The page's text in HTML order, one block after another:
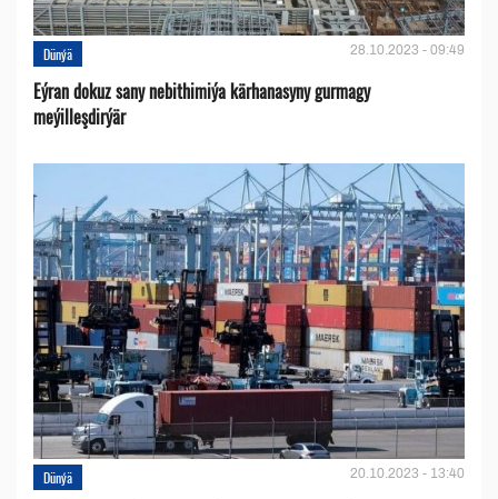
Dünýä 28.10.2023 - 09:49
Eýran dokuz sany nebithimiýa kärhanasyny gurmagy
meýilleşdirýär
Dünýä 20.10.2023 - 13:40